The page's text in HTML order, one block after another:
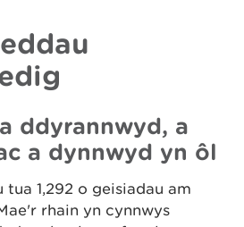
ddyrannwyd, a
a dynnwyd yn ôl
tua 1,292 o geisiadau am
rhain yn cynnwys